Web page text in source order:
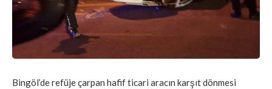
Bingöl’de refüje çarpan hafif ticari aracın karşıt dönmesi